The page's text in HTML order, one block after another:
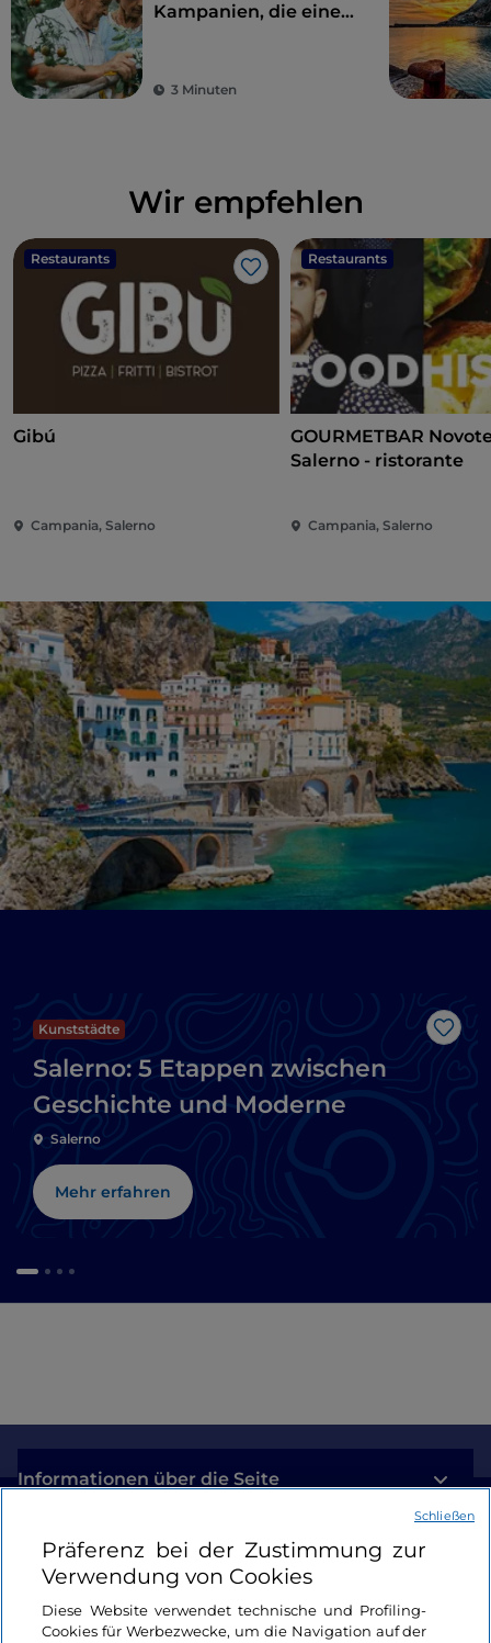
Kampanien, die eine
Nachhaltigkeit und
3 Minuten
Wir empfehlen
Restaurants
Like
Gibú
Campania, Salerno
Restaurants
GOURMETBAR
Salerno - ristorante
Campania, Salerno
Like
Kunststädte
Salerno: 5 Etappen zwischen
Geschichte und Moderne
Salerno
Mehr erfahren
Informationen über die Seite
Nützliche Links
Login
Präferenz bei der Zustimmung zur
Verwendung von Cookies
Diese Website verwendet technische und Profiling-
Cookies für Werbezwecke, um die Navigation auf der
Schließen